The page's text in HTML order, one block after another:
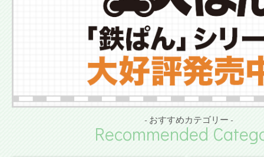
- おすすめカテゴリー -
Recommended